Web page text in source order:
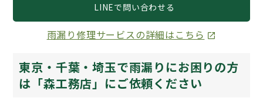
LINEで問い合わせる
雨漏り修理サービスの詳細はこちら
東京・千葉・埼玉で雨漏りにお困りの方
は「森工務店」にご依頼ください